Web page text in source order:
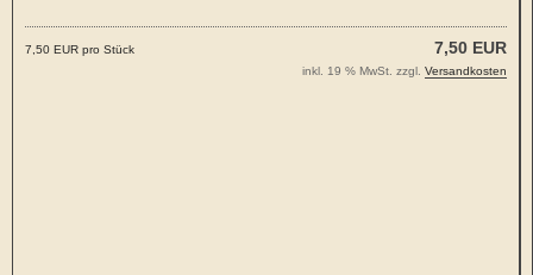
7,50 EUR
7,50 EUR pro Stück
inkl. 19 % MwSt. zzgl. Versandkosten